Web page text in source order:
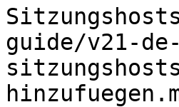
guide/v21-